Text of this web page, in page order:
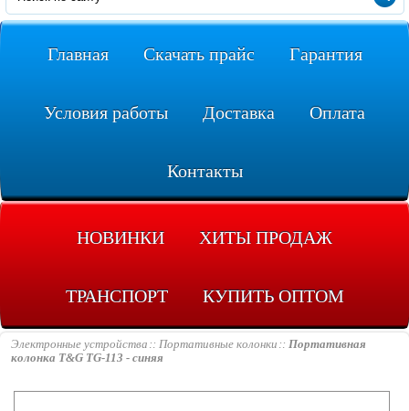
Главная Скачать прайс Гарантия
Условия работы Доставка Оплата
Контакты
НОВИНКИ ХИТЫ ПРОДАЖ
ТРАНСПОРТ КУПИТЬ ОПТОМ
Электронные устройства Портативные колонки
Портативная
колонка T&G TG-113 - синяя